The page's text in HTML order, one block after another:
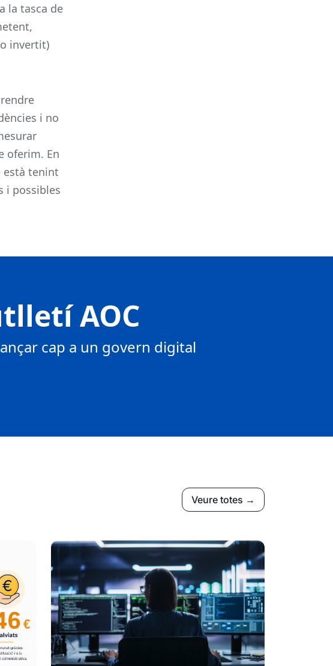
la tasca de
invertit)
i no
oferim. En
està tenint
i possibles
AOC
cap a un govern digital
Veure totes →